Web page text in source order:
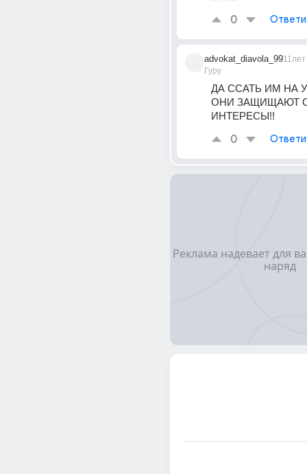
0
advokat_diavola_99
Гуру
11лет
ДА ССАТЬ ИМ НА
ОНИ ЗАЩИЩАЮТ
ИНТЕРЕСЫ!!
0